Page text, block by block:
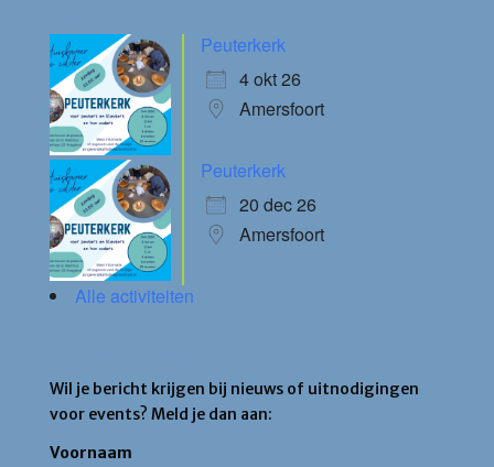
Peuterkerk
4 okt 26
Amersfoort
Peuterkerk
20 dec 26
Amersfoort
Alle activiteiten
Wil je bericht krijgen bij nieuws of uitnodigingen
voor events? Meld je dan aan:
Voornaam